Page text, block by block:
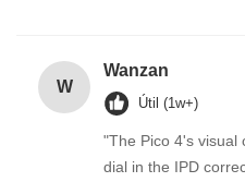
W
Wanzan
Útil (1w+)
"The Pico 4's visual
dial in the IPD